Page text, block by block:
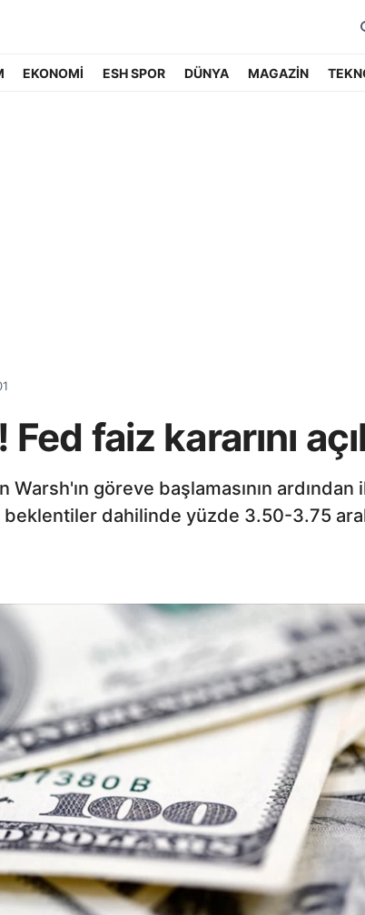
EKONOMİ ESH SPOR DÜNYA MAGAZİN
faiz kararını
Warsh'ın göreve başlamasının
dahilinde yüzde 3.50-3.75